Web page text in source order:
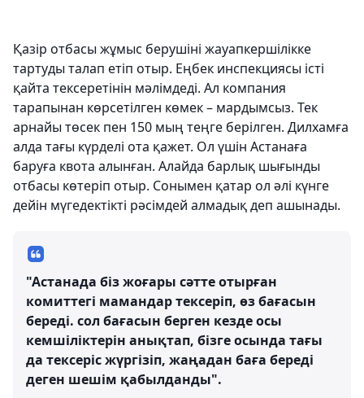
Қазір отбасы жұмыс берушіні жауапкершілікке
тартуды талап етіп отыр. Еңбек инспекциясы істі
қайта тексеретінін мәлімдеді. Ал компания
тарапынан көрсетілген көмек – мардымсыз. Тек
арнайы төсек пен 150 мың теңге берілген. Дилхамға
алда тағы күрделі ота қажет. Ол үшін Астанаға
баруға квота алынған. Алайда барлық шығынды
отбасы көтеріп отыр. Сонымен қатар ол әлі күнге
дейін мүгедектікті рәсімдей алмадық деп ашынады.
"Астанада біз жоғары сәтте отырған
комиттегі мамандар тексеріп, өз бағасын
береді. сол бағасын берген кезде осы
кемшіліктерін анықтап, бізге осында тағы
да тексеріс жүргізіп, жаңадан баға береді
деген шешім қабылданды".